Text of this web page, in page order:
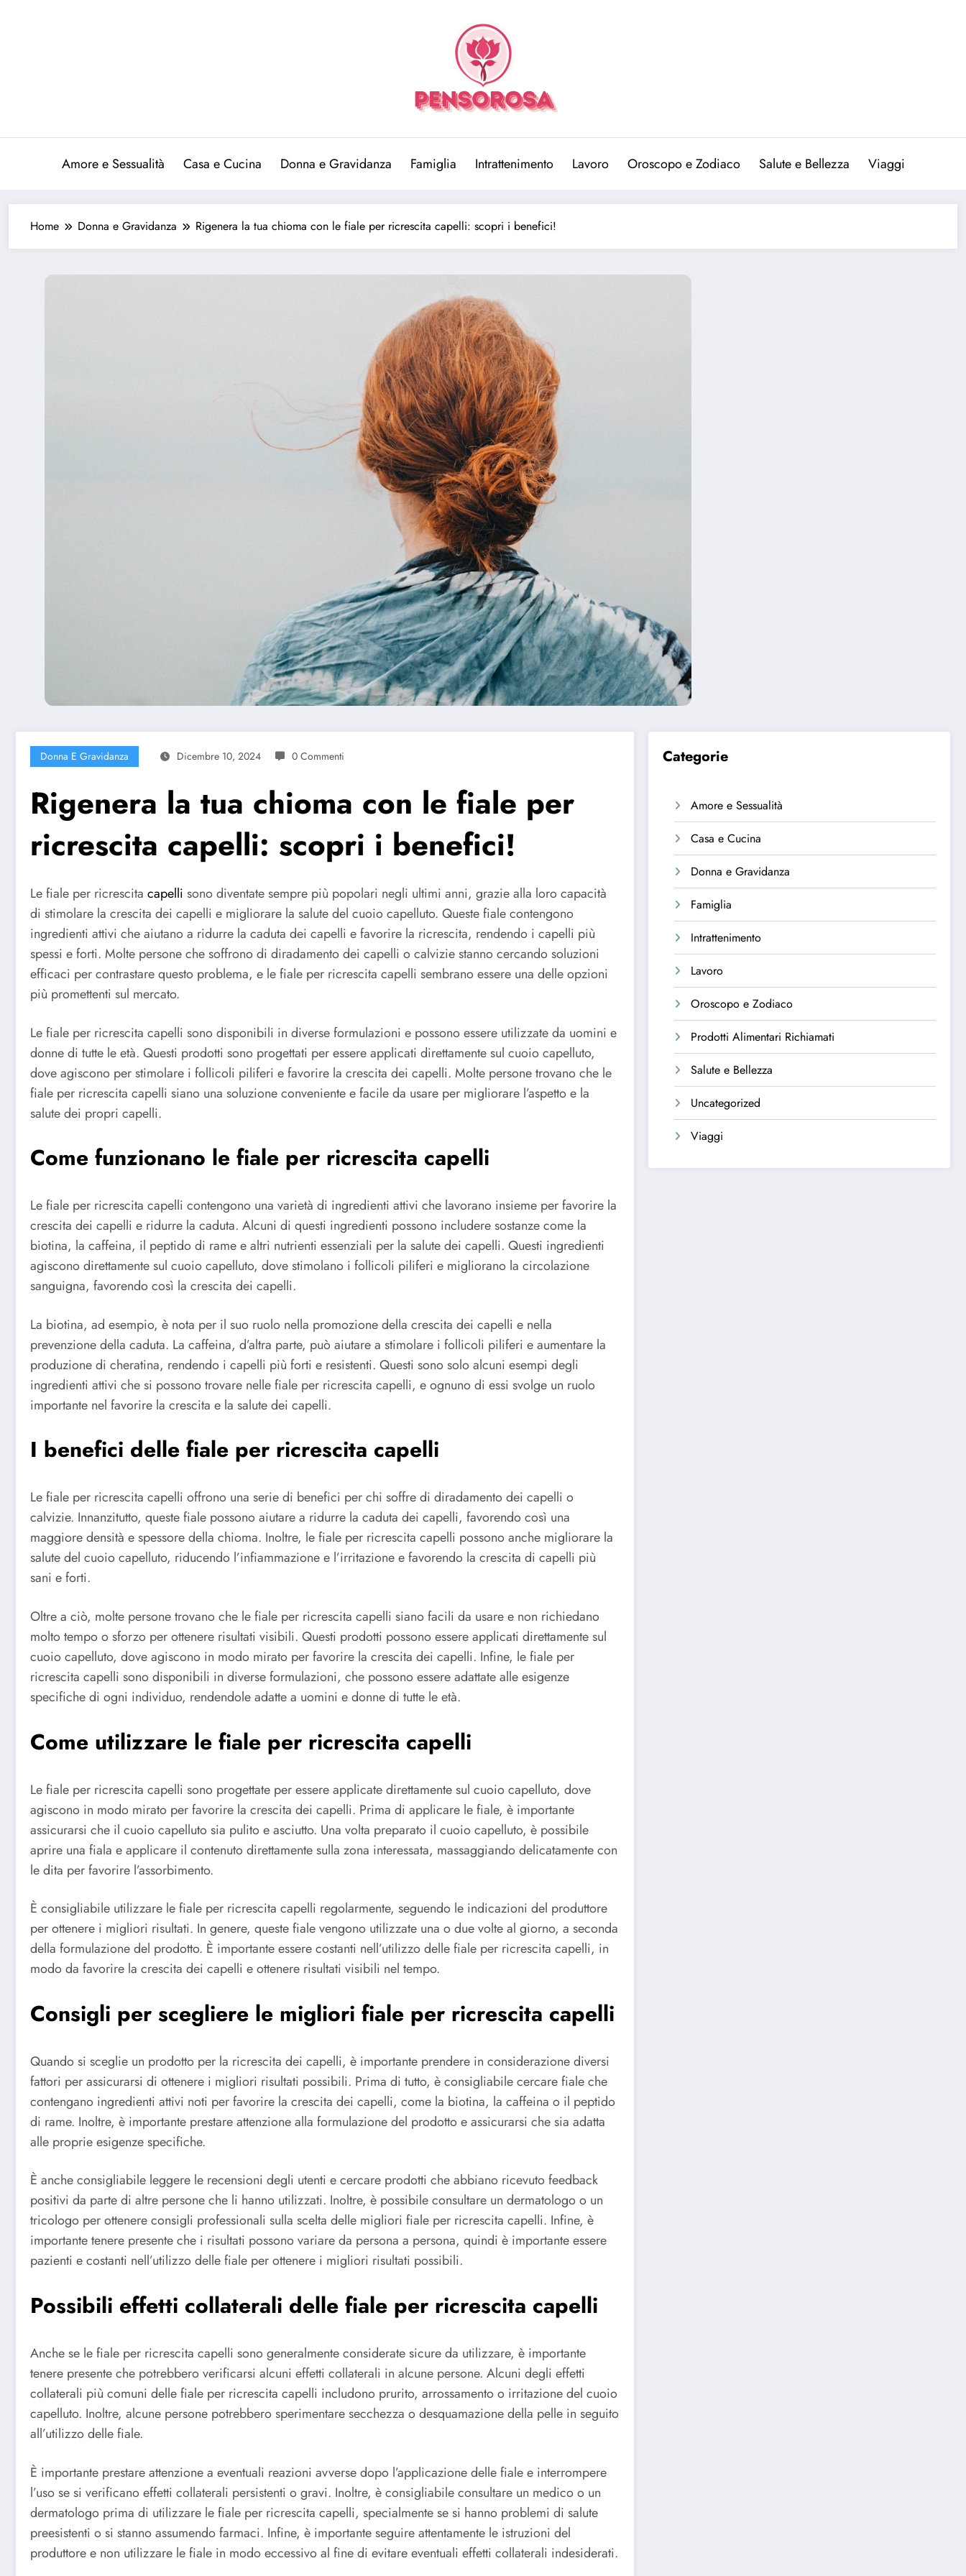
Amore e Sessualità Casa e Cucina Donna e Gravidanza Famiglia Intrattenimento Lavoro Oroscopo e Zodiaco Salute e Bellezza Viaggi
Home Donna e Gravidanza Rigenera la tua chioma con le fiale per ricrescita capelli: scopri i benefici!
Donna E Gravidanza Dicembre 10, 2024 0 Commenti
Rigenera la tua chioma con le fiale per
ricrescita capelli: scopri i benefici!
Le fiale per ricrescita capelli sono diventate sempre più popolari negli ultimi anni, grazie alla loro capacità
di stimolare la crescita dei capelli e migliorare la salute del cuoio capelluto. Queste fiale contengono
ingredienti attivi che aiutano a ridurre la caduta dei capelli e favorire la ricrescita, rendendo i capelli più
spessi e forti. Molte persone che soffrono di diradamento dei capelli o calvizie stanno cercando soluzioni
efficaci per contrastare questo problema, e le fiale per ricrescita capelli sembrano essere una delle opzioni
più promettenti sul mercato.
Le fiale per ricrescita capelli sono disponibili in diverse formulazioni e possono essere utilizzate da uomini e
donne di tutte le età. Questi prodotti sono progettati per essere applicati direttamente sul cuoio capelluto,
dove agiscono per stimolare i follicoli piliferi e favorire la crescita dei capelli. Molte persone trovano che le
fiale per ricrescita capelli siano una soluzione conveniente e facile da usare per migliorare l’aspetto e la
salute dei propri capelli.
Come funzionano le fiale per ricrescita capelli
Le fiale per ricrescita capelli contengono una varietà di ingredienti attivi che lavorano insieme per favorire la
crescita dei capelli e ridurre la caduta. Alcuni di questi ingredienti possono includere sostanze come la
biotina, la caffeina, il peptido di rame e altri nutrienti essenziali per la salute dei capelli. Questi ingredienti
agiscono direttamente sul cuoio capelluto, dove stimolano i follicoli piliferi e migliorano la circolazione
sanguigna, favorendo così la crescita dei capelli.
La biotina, ad esempio, è nota per il suo ruolo nella promozione della crescita dei capelli e nella
prevenzione della caduta. La caffeina, d’altra parte, può aiutare a stimolare i follicoli piliferi e aumentare la
produzione di cheratina, rendendo i capelli più forti e resistenti. Questi sono solo alcuni esempi degli
ingredienti attivi che si possono trovare nelle fiale per ricrescita capelli, e ognuno di essi svolge un ruolo
importante nel favorire la crescita e la salute dei capelli.
I benefici delle fiale per ricrescita capelli
Le fiale per ricrescita capelli offrono una serie di benefici per chi soffre di diradamento dei capelli o
calvizie. Innanzitutto, queste fiale possono aiutare a ridurre la caduta dei capelli, favorendo così una
maggiore densità e spessore della chioma. Inoltre, le fiale per ricrescita capelli possono anche migliorare la
salute del cuoio capelluto, riducendo l’infiammazione e l’irritazione e favorendo la crescita di capelli più
sani e forti.
Oltre a ciò, molte persone trovano che le fiale per ricrescita capelli siano facili da usare e non richiedano
molto tempo o sforzo per ottenere risultati visibili. Questi prodotti possono essere applicati direttamente sul
cuoio capelluto, dove agiscono in modo mirato per favorire la crescita dei capelli. Infine, le fiale per
ricrescita capelli sono disponibili in diverse formulazioni, che possono essere adattate alle esigenze
specifiche di ogni individuo, rendendole adatte a uomini e donne di tutte le età.
Come utilizzare le fiale per ricrescita capelli
Le fiale per ricrescita capelli sono progettate per essere applicate direttamente sul cuoio capelluto, dove
agiscono in modo mirato per favorire la crescita dei capelli. Prima di applicare le fiale, è importante
assicurarsi che il cuoio capelluto sia pulito e asciutto. Una volta preparato il cuoio capelluto, è possibile
aprire una fiala e applicare il contenuto direttamente sulla zona interessata, massaggiando delicatamente con
le dita per favorire l’assorbimento.
È consigliabile utilizzare le fiale per ricrescita capelli regolarmente, seguendo le indicazioni del produttore
per ottenere i migliori risultati. In genere, queste fiale vengono utilizzate una o due volte al giorno, a seconda
della formulazione del prodotto. È importante essere costanti nell’utilizzo delle fiale per ricrescita capelli, in
modo da favorire la crescita dei capelli e ottenere risultati visibili nel tempo.
Consigli per scegliere le migliori fiale per ricrescita capelli
Quando si sceglie un prodotto per la ricrescita dei capelli, è importante prendere in considerazione diversi
fattori per assicurarsi di ottenere i migliori risultati possibili. Prima di tutto, è consigliabile cercare fiale che
contengano ingredienti attivi noti per favorire la crescita dei capelli, come la biotina, la caffeina o il peptido
di rame. Inoltre, è importante prestare attenzione alla formulazione del prodotto e assicurarsi che sia adatta
alle proprie esigenze specifiche.
È anche consigliabile leggere le recensioni degli utenti e cercare prodotti che abbiano ricevuto feedback
positivi da parte di altre persone che li hanno utilizzati. Inoltre, è possibile consultare un dermatologo o un
tricologo per ottenere consigli professionali sulla scelta delle migliori fiale per ricrescita capelli. Infine, è
importante tenere presente che i risultati possono variare da persona a persona, quindi è importante essere
pazienti e costanti nell’utilizzo delle fiale per ottenere i migliori risultati possibili.
Possibili effetti collaterali delle fiale per ricrescita capelli
Anche se le fiale per ricrescita capelli sono generalmente considerate sicure da utilizzare, è importante
tenere presente che potrebbero verificarsi alcuni effetti collaterali in alcune persone. Alcuni degli effetti
collaterali più comuni delle fiale per ricrescita capelli includono prurito, arrossamento o irritazione del cuoio
capelluto. Inoltre, alcune persone potrebbero sperimentare secchezza o desquamazione della pelle in seguito
all’utilizzo delle fiale.
È importante prestare attenzione a eventuali reazioni avverse dopo l’applicazione delle fiale e interrompere
l’uso se si verificano effetti collaterali persistenti o gravi. Inoltre, è consigliabile consultare un medico o un
dermatologo prima di utilizzare le fiale per ricrescita capelli, specialmente se si hanno problemi di salute
preesistenti o si stanno assumendo farmaci. Infine, è importante seguire attentamente le istruzioni del
produttore e non utilizzare le fiale in modo eccessivo al fine di evitare eventuali effetti collaterali indesiderati.
Categorie
Amore e Sessualità
Casa e Cucina
Donna e Gravidanza
Famiglia
Intrattenimento
Lavoro
Oroscopo e Zodiaco
Prodotti Alimentari Richiamati
Salute e Bellezza
Uncategorized
Viaggi